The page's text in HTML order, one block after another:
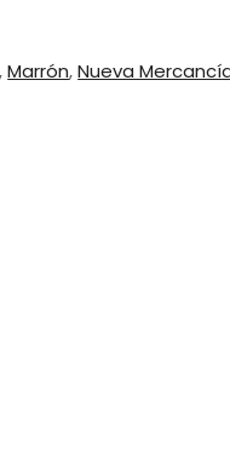
,Marrón,Nueva